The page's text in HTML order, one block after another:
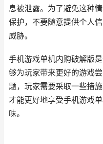
息被泄露。为了避免这种
保护，不要随意提供个人
威胁。
手机游戏单机内购破解版
够为玩家带来更好的游戏
题，玩家需要采取一些措
才能更好地享受手机游戏
味。